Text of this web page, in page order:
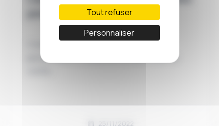
Tout refuser
Personnaliser
perquisitions
parvient pas à conserver ce que l’État lui
25/11/2022